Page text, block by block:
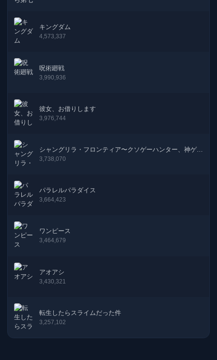
キングダム
4,573,337
呪術廻戦
3,990,936
彼女、お借りします
3,976,744
シャングリラ・フロンティア〜クソゲーハンター、神ゲー
に挑まんとす〜
3,738,070
パラレルパラダイス
3,664,423
ワンピース
3,464,679
アオアシ
3,430,321
転生したらスライムだった件
3,257,102